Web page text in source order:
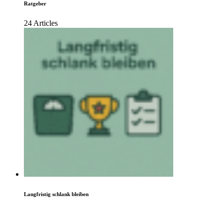
Ratgeber
24 Articles
Langfristig schlank bleiben